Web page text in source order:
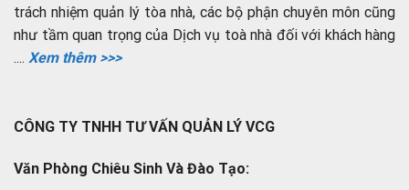
trách nhiệm quản lý tòa nhà, các bộ phận chuyên môn cũng
như tầm quan trọng của Dịch vụ toà nhà đối với khách hàng
.... Xem thêm >>>
CÔNG TY TNHH TƯ VẤN QUẢN LÝ VCG
Văn Phòng Chiêu Sinh Và Đào Tạo: